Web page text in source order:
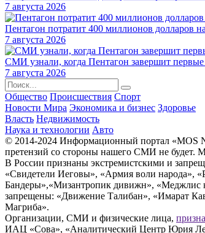
7 августа 2026
Пентагон потратит 400 миллионов долларов
7 августа 2026
СМИ узнали, когда Пентагон завершит
7 августа 2026
Общество Происшествия Спорт
Новости Мира Экономика и бизнес Здоровье
Власть Недвижимость
Наука и технологии Авто
© 2014-2024 Информационный портал «MOS
претензий со стороны нашего СМИ не будет.
В России признаны экстремистскими и
«Свидетели Иеговы», «Армия воли
Бандеры»,«Мизантропик дивижн», «Меджлис
запрещены: «Движение Талибан», «Имарат
Магриба».
Организации, СМИ и физические лица,
ИАЦ «Сова», «Аналитический Центр Юрия